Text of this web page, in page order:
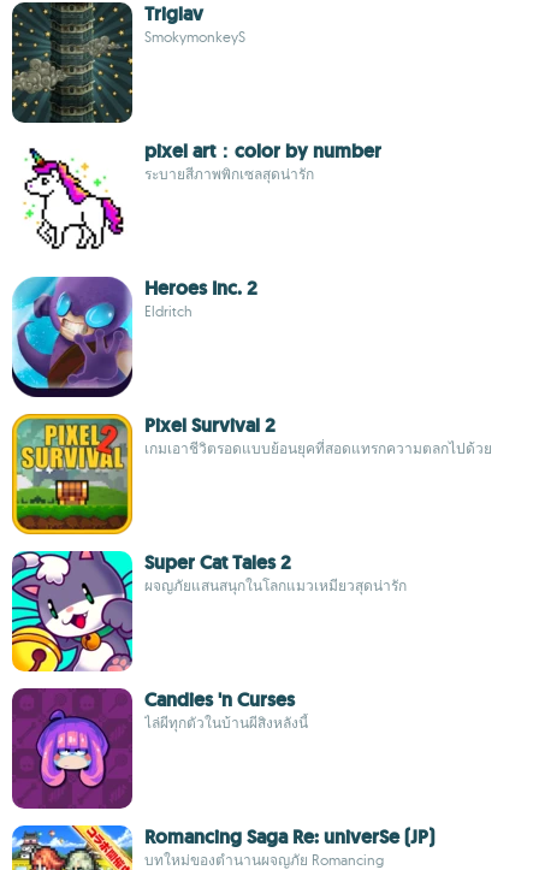
Triglav
SmokymonkeyS
pixel art：color by number
ระบายสีภาพพิกเซลสุดน่ารัก
Heroes Inc. 2
Eldritch
Pixel Survival 2
เกมเอาชีวิตรอดแบบย้อนยุคที่สอดแทรกความตลกไปด้วย
Super Cat Tales 2
ผจญภัยแสนสนุกในโลกแมวเหมียวสุดน่ารัก
Candies 'n Curses
ไล่ผีทุกตัวในบ้านผีสิงหลังนี้
Romancing Saga Re: univerSe (JP)
บทใหม่ของตำนานผจญภัย Romancing